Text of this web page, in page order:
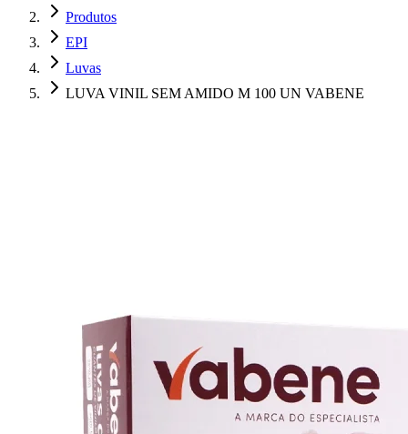
Produtos
EPI
Luvas
LUVA VINIL SEM AMIDO M 100 UN VABENE